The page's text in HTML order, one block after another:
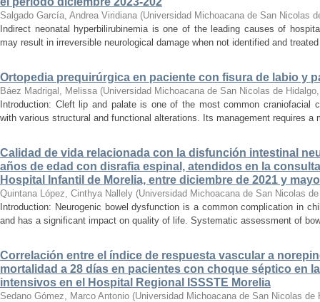
Salgado García, Andrea Viridiana (Universidad Michoacana de San Nicolas
Indirect neonatal hyperbilirubinemia is one of the leading causes of
may result in irreversible neurological damage when not identified and
Ortopedia prequirúrgica en paciente con fisura de labio y
Báez Madrigal, Melissa (Universidad Michoacana de San Nicolas de Hidalgo
Introduction: Cleft lip and palate is one of the most common craniofacial
with various structural and functional alterations. Its management requires a
Calidad de vida relacionada con la disfunción intestinal
años de edad con disrafia espinal, atendidos en la
Hospital Infantil de Morelia, entre diciembre de 2021 y
Quintana López, Cinthya Nallely (Universidad Michoacana de San Nicolas
Introduction: Neurogenic bowel dysfunction is a common complication in
and has a significant impact on quality of life. Systematic assessment of
Correlación entre el índice de respuesta vascular a
mortalidad a 28 días en pacientes con choque séptico en
intensivos en el Hospital Regional ISSSTE Morelia
Sedano Gómez, Marco Antonio (Universidad Michoacana de San Nicolas de